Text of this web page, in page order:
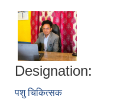
Designation:
पशु चिकित्सक